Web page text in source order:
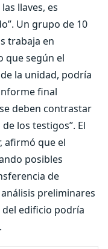
llaves, es
Un grupo de 10
trabaja en
que según el
la unidad, podría
final
deben contrastar
los testigos”. El
afirmó que el
posibles
de
preliminares
edificio podría